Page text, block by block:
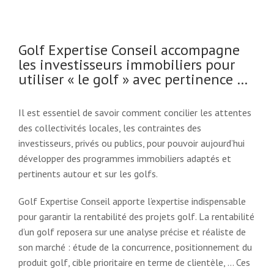
Golf Expertise Conseil accompagne
les investisseurs immobiliers pour
utiliser « le golf » avec pertinence …
Il est essentiel de savoir comment concilier les attentes
des collectivités locales, les contraintes des
investisseurs, privés ou publics, pour pouvoir aujourd’hui
développer des programmes immobiliers adaptés et
pertinents autour et sur les golfs.
Golf Expertise Conseil apporte l’expertise indispensable
pour garantir la rentabilité des projets golf. La rentabilité
d’un golf reposera sur une analyse précise et réaliste de
son marché : étude de la concurrence, positionnement du
produit golf, cible prioritaire en terme de clientèle, … Ces